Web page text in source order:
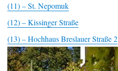
(11) – St. Nepomuk
(12) – Kissinger Straße
(13) – Hochhaus Breslauer Straße 2